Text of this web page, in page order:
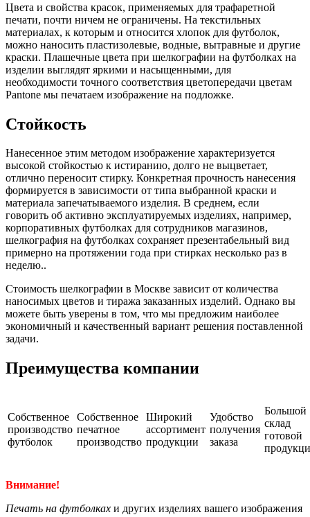
Цвета и свойства красок, применяемых для трафаретной
печати, почти ничем не ограничены. На текстильных
материалах, к которым и относится хлопок для футболок,
можно наносить пластизолевые, водные, вытравные и другие
краски. Плашечные цвета при шелкографии на футболках на
изделии выглядят яркими и насыщенными, для
необходимости точного соответствия цветопередачи цветам
Pantone мы печатаем изображение на подложке.
Стойкость
Нанесенное этим методом изображение характеризуется
высокой стойкостью к истиранию, долго не выцветает,
отлично переносит стирку. Конкретная прочность нанесения
формируется в зависимости от типа выбранной краски и
материала запечатываемого изделия. В среднем, если
говорить об активно эксплуатируемых изделиях, например,
корпоративных футболках для сотрудников магазинов,
шелкография на футболках сохраняет презентабельный вид
примерно на протяжении года при стирках несколько раз в
неделю..
Стоимость шелкографии в Москве зависит от количества
наносимых цветов и тиража заказанных изделий. Однако вы
можете быть уверены в том, что мы предложим наиболее
экономичный и качественный вариант решения поставленной
задачи.
Преимущества компании
Собственное
производство
футболок
Собственное
печатное
производство
Широкий
ассортимент
продукции
Удобство
получения
заказа
Большой
склад
готовой
Внимание!
Печать на футболках и других изделиях вашего изображения